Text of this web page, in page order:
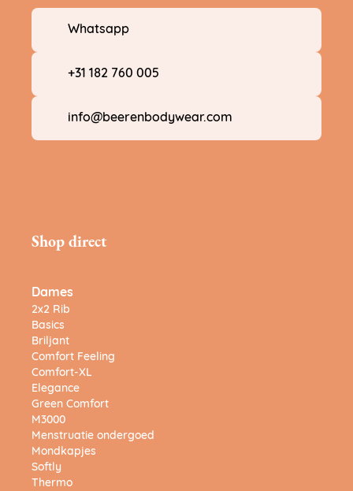
Whatsapp
+31 182 760 005
info@beerenbodywear.com
Shop direct
Dames
2x2 Rib
Basics
Briljant
Comfort Feeling
Comfort-XL
Elegance
Green Comfort
M3000
Menstruatie ondergoed
Mondkapjes
Softly
Thermo